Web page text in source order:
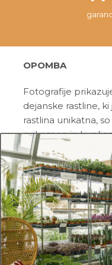
OPOMBA
Fotografije
dejanske rastline,
rastlina unikatna,
prikazano in
razlike v velikosti,
cvetov, itd …
Pred pošiljanjem
pregledamo in
zdrave in čim bolj
Vse rastline so
lončkih. Višino